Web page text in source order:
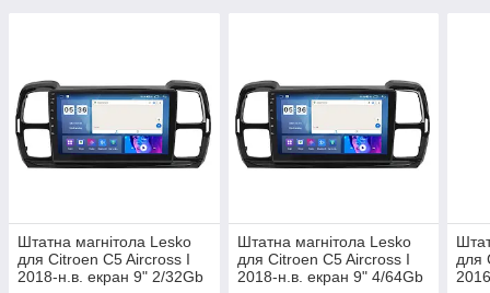
Штатна магнітола Lesko
для Citroen C5 Aircross I
2018-н.в. екран 9" 2/32Gb
Штатна магнітола Lesko
для Citroen C5 Aircross I
2018-н.в. екран 9" 4/64Gb
для